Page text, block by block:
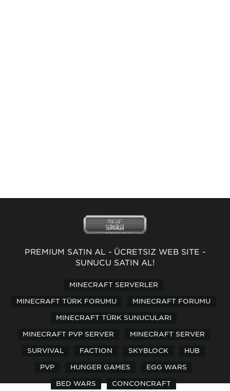
PREMİUM SATIN AL - ÜCRETSİZ WEB SİTE -
SUNUCU SATIN AL!
MINECRAFT SERVERLER
MINECRAFT TÜRK FORUMU MINECRAFT FORUMU
MINECRAFT TÜRK SUNUCULARI
MINECRAFT PVP SERVER MINECRAFT SERVER
SURVIVAL FACTION SKYBLOCK HUB
PVP HUNGER GAMES EGG WARS
BED WARS CONCONCRAFT